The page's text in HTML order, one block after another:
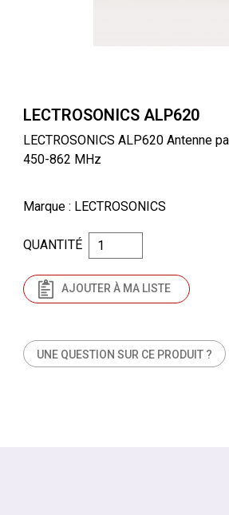
LECTROSONICS ALP620
LECTROSONICS ALP620 Antenne
450-862 MHz
Marque : LECTROSONICS
UNE QUESTION SUR CE PRODUIT ?
QUANTITÉ
AJOUTER À MA LISTE